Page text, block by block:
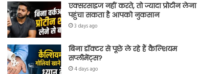
एक्सरसाइज नहीं करते, तो ज्यादा प्रोटीन लेना
पहुंचा सकता है आपको नुकसान
3 days ago
बिना डॉक्टर से पूछे ले रहे हैं कैल्शियम
सप्लीमेंट्स?
4 days ago